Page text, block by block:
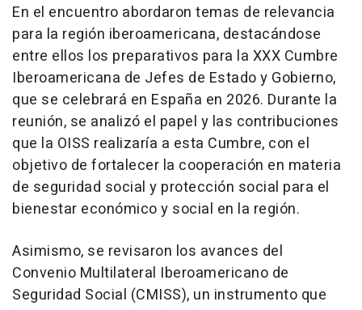
En el encuentro abordaron temas de relevancia
para la región iberoamericana, destacándose
entre ellos los preparativos para la XXX Cumbre
Iberoamericana de Jefes de Estado y Gobierno,
que se celebrará en España en 2026. Durante la
reunión, se analizó el papel y las contribuciones
que la OISS realizaría a esta Cumbre, con el
objetivo de fortalecer la cooperación en materia
de seguridad social y protección social para el
bienestar económico y social en la región.
Asimismo, se revisaron los avances del
Convenio Multilateral Iberoamericano de
Seguridad Social (CMISS), un instrumento que